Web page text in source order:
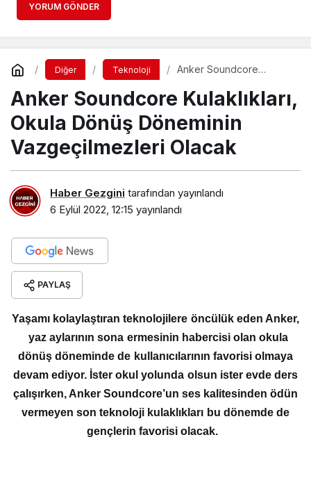
YORUM GÖNDER
Diğer Teknoloji
Anker Soundcore
Döneminin
Vazgeçilmezleri Olacak
Anker Soundcore Kulaklıkları,
Okula Dönüş Döneminin
Vazgeçilmezleri Olacak
Haber Gezgini tarafından yayınlandı
6 Eylül 2022, 12:15 yayınlandı
PAYLAŞ
Yaşamı kolaylaştıran teknolojilere öncülük eden Anker,
yaz aylarının sona ermesinin habercisi olan okula
dönüş döneminde de kullanıcılarının favorisi olmaya
devam ediyor. İster okul yolunda olsun ister evde ders
çalışırken, Anker Soundcore’un ses kalitesinden ödün
vermeyen son teknoloji kulaklıkları bu dönemde de
gençlerin favorisi olacak.